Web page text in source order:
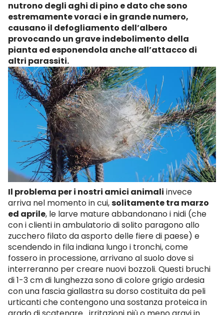
nutrono degli aghi di pino e dato che sono
estremamente voraci e in grande numero,
causano il defogliamento dell’albero
provocando un grave indebolimento della
pianta ed esponendola anche all’attacco di
altri parassiti.
Il problema per i nostri amici animali invece
arriva nel momento in cui,solitamente tra marzo
ed aprile, le larve mature abbandonano i nidi (che
con i clienti in ambulatorio di solito paragono allo
zucchero filato da asporto delle fiere di paese) e
scendendo in fila indiana lungo i tronchi, come
fossero in processione, arrivano al suolo dove si
interreranno per creare nuovi bozzoli. Questi bruchi
di 1-3 cm di lunghezza sono di colore grigio ardesia
con una fascia giallastra su dorso costituita da peli
urticanti che contengono una sostanza proteica in